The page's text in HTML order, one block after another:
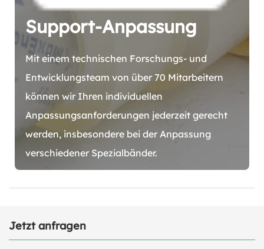
Support-Anpassung
Mit einem technischen Forschungs- und
Entwicklungsteam von über 70 Mitarbeitern
können wir Ihren individuellen
Anpassungsanforderungen jederzeit gerecht
werden, insbesondere bei der Anpassung
verschiedener Spezialbänder.
Jetzt anfragen